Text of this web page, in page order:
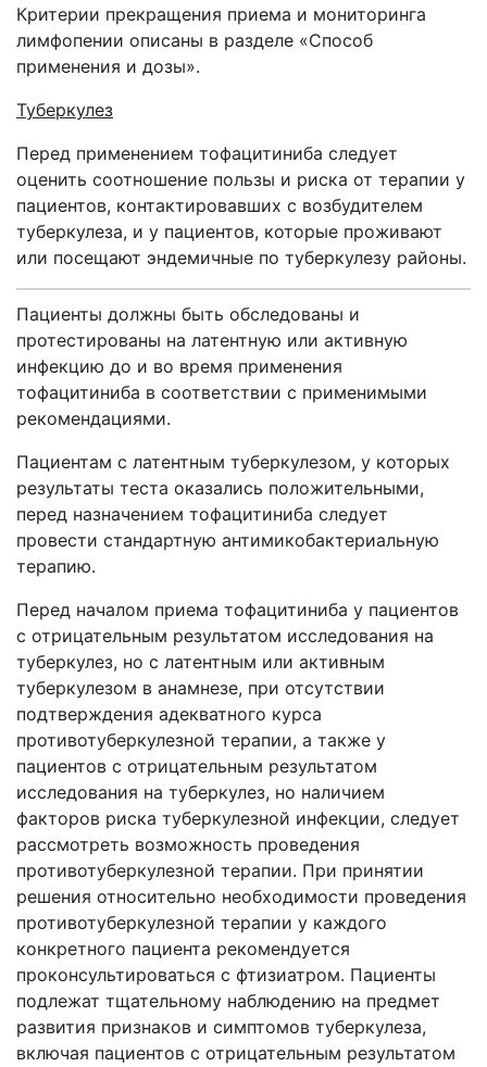
Критерии прекращения приема и мониторинга
лимфопении описаны в разделе «Способ
применения и дозы».
Туберкулез
Перед применением тофацитиниба следует
оценить соотношение пользы и риска от терапии у
пациентов, контактировавших с возбудителем
туберкулеза, и у пациентов, которые проживают
или посещают эндемичные по туберкулезу районы.
Пациенты должны быть обследованы и
протестированы на латентную или активную
инфекцию до и во время применения
тофацитиниба в соответствии с применимыми
рекомендациями.
Пациентам с латентным туберкулезом, у которых
результаты теста оказались положительными,
перед назначением тофацитиниба следует
провести стандартную антимикобактериальную
терапию.
Перед началом приема тофацитиниба у пациентов
с отрицательным результатом исследования на
туберкулез, но с латентным или активным
туберкулезом в анамнезе, при отсутствии
подтверждения адекватного курса
противотуберкулезной терапии, а также у
пациентов с отрицательным результатом
исследования на туберкулез, но наличием
факторов риска туберкулезной инфекции, следует
рассмотреть возможность проведения
противотуберкулезной терапии. При принятии
решения относительно необходимости проведения
противотуберкулезной терапии у каждого
конкретного пациента рекомендуется
проконсультироваться с фтизиатром. Пациенты
подлежат тщательному наблюдению на предмет
развития признаков и симптомов туберкулеза,
включая пациентов с отрицательным результатом